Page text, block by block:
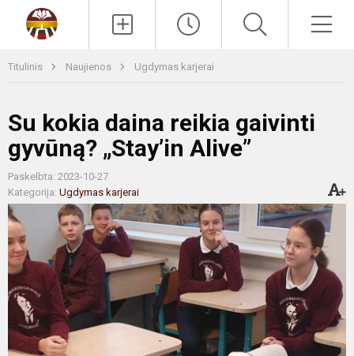
Titulinis Naujienos Ugdymas karjerai
Su kokia daina reikia gaivinti
gyvūną? „Stay’in Alive”
Paskelbta: 2023-10-27
Kategorija: Ugdymas karjerai